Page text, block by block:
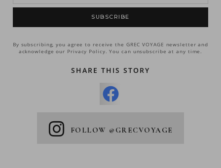
SUBSCRIBE
By subscribing, you agree to receive the GREC VOYAGE newsletter and
acknowledge our Privacy Policy. You can unsubscribe at any time.
SHARE THIS STORY
FOLLOW @GRECVOYAGE